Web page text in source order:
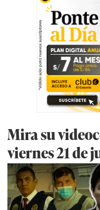
Mira su
viernes 21 de